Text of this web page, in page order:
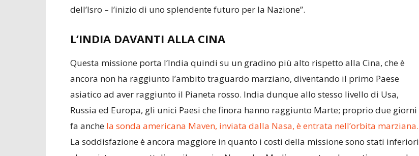
dell’Isro – l’inizio di uno splendente futuro per la Nazione”.
L’INDIA DAVANTI ALLA CINA
Questa missione porta l’India quindi su un gradino più alto rispetto alla Cina, che è
ancora non ha raggiunto l’ambito traguardo marziano, diventando il primo Paese
asiatico ad aver raggiunto il Pianeta rosso. India dunque allo stesso livello di Usa,
Russia ed Europa, gli unici Paesi che finora hanno raggiunto Marte; proprio due giorni
fa anche la sonda americana Maven, inviata dalla Nasa, è entrata nell’orbita marziana.
La soddisfazione è ancora maggiore in quanto i costi della missione sono stati inferiori